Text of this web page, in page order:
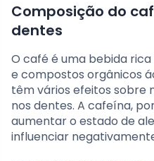
Composição do
dentes
O café é uma bebida
e compostos orgânicos
têm vários efeitos sobre
nos dentes. A cafeína,
aumentar o estado de
influenciar